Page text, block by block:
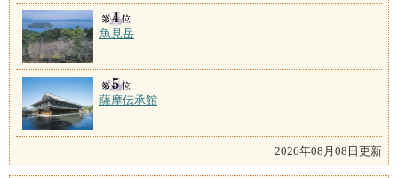
魚見岳
薩摩伝承館
2026年08月08日更新